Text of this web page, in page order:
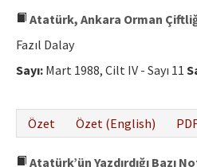
Atatürk, Ankara Orman
Fazıl Dalay
Sayı: Mart 1988, Cilt IV - Sayı 11
Özet
Özet (English)
Atatürk’ün Yazdırdığı Bazı